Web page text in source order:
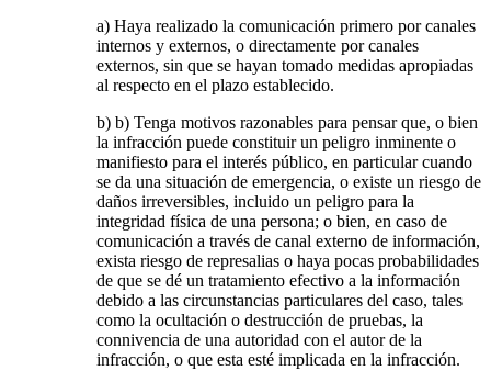
a) Haya realizado la comunicación primero por canales
internos y externos, o directamente por canales
externos, sin que se hayan tomado medidas apropiadas
al respecto en el plazo establecido.
b) b) Tenga motivos razonables para pensar que, o bien
la infracción puede constituir un peligro inminente o
manifiesto para el interés público, en particular cuando
se da una situación de emergencia, o existe un riesgo de
daños irreversibles, incluido un peligro para la
integridad física de una persona; o bien, en caso de
comunicación a través de canal externo de información,
exista riesgo de represalias o haya pocas probabilidades
de que se dé un tratamiento efectivo a la información
debido a las circunstancias particulares del caso, tales
como la ocultación o destrucción de pruebas, la
connivencia de una autoridad con el autor de la
infracción, o que esta esté implicada en la infracción.